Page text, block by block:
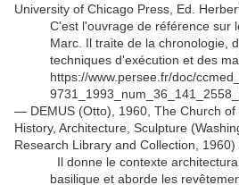
University of Chicago Press, Ed.
C'est l'ouvrage de référence sur
Marc. Il traite de la chronologie,
techniques d'exécution et des
https://www.persee.fr/doc/
— DEMUS (Otto), 1960, The Church of
History, Architecture, Sculpture
Research Library and Collection,
Il donne le contexte
basilique et aborde les